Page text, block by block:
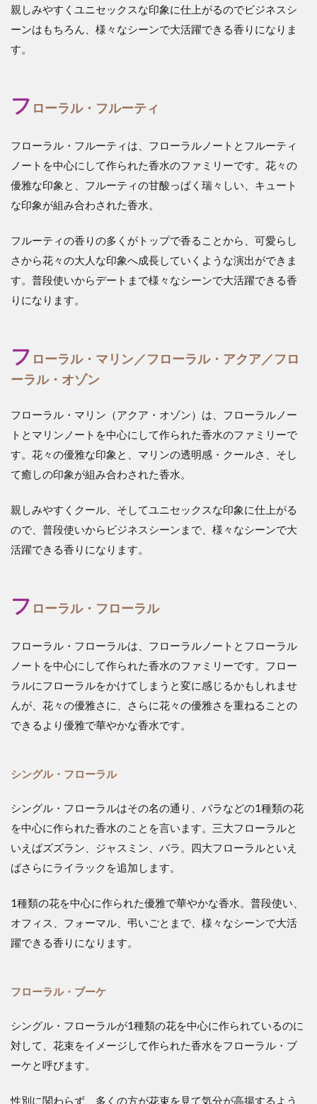
親しみやすくユニセックスな印象に仕上がるのでビジネスシ
ーンはもちろん、様々なシーンで大活躍できる香りになりま
す。
フ ローラル・フルーティ
フローラル・フルーティは、フローラルノートとフルーティ
ノートを中心にして作られた香水のファミリーです。花々の
優雅な印象と、フルーティの甘酸っぱく瑞々しい、キュート
な印象が組み合わされた香水。
フルーティの香りの多くがトップで香ることから、可愛らし
さから花々の大人な印象へ成長していくような演出ができま
す。普段使いからデートまで様々なシーンで大活躍できる香
りになります。
フ ローラル・マリン／フローラル・アクア／フロ
ーラル・オゾン
フローラル・マリン（アクア・オゾン）は、フローラルノー
トとマリンノートを中心にして作られた香水のファミリーで
す。花々の優雅な印象と、マリンの透明感・クールさ、そし
て癒しの印象が組み合わされた香水。
親しみやすくクール、そしてユニセックスな印象に仕上がる
ので、普段使いからビジネスシーンまで、様々なシーンで大
活躍できる香りになります。
フ ローラル・フローラル
フローラル・フローラルは、フローラルノートとフローラル
ノートを中心にして作られた香水のファミリーです。フロー
ラルにフローラルをかけてしまうと変に感じるかもしれませ
んが、花々の優雅さに、さらに花々の優雅さを重ねることの
できるより優雅で華やかな香水です。
シングル・フローラル
シングル・フローラルはその名の通り、バラなどの1種類の花
を中心に作られた香水のことを言います。三大フローラルと
いえばズズラン、ジャスミン、バラ。四大フローラルといえ
ばさらにライラックを追加します。
1種類の花を中心に作られた優雅で華やかな香水。普段使い、
オフィス、フォーマル、弔いごとまで、様々なシーンで大活
躍できる香りになります。
フローラル・ブーケ
シングル・フローラルが1種類の花を中心に作られているのに
対して、花束をイメージして作られた香水をフローラル・ブ
ーケと呼びます。
性別に関わらず、多くの方が花束を見て気分が高揚するよう